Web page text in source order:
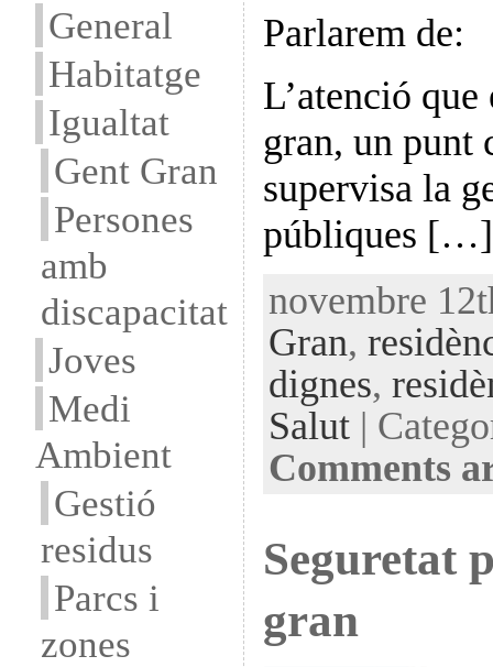
General
Habitatge
Igualtat
Gent Gran
Persones
amb
discapacitat
Joves
Medi
Ambient
Gestió
residus
Parcs i
zones
Parlarem de:
L’atenció
gran, un punt
supervisa la
públiques […]
novembre
Gran,
dignes,
Salut|
Comments
Seguretat
gran